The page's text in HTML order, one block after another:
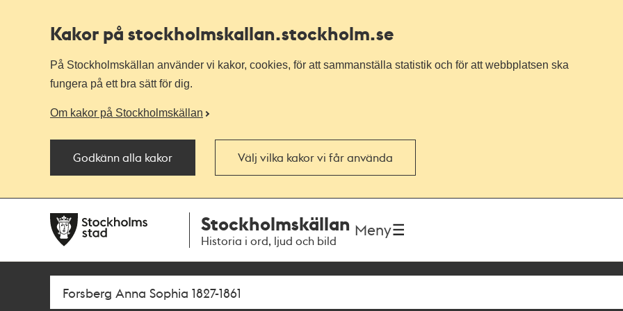
Kakor på stockholmskallan.stockholm.se
På Stockholmskällan använder vi kakor, cookies, för att sammanställa statistik och för att webbplatsen ska
fungera på ett bra sätt för dig.
Om kakor på Stockholmskällan
Godkänn alla kakor Välj vilka kakor vi får använda
navigationen
huvudinnehållet
Stockholmskällan
Historia i ord, ljud och bild
Meny
Sök